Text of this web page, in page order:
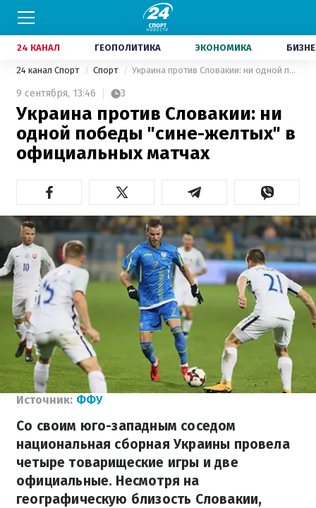
24 КАНАЛ ГЕОПОЛИТИКА ЭКОНОМИКА
24 канал Спорт Спорт Украина против Словакии: ни одной победы "сине-желтых" в официальных матчах
9 сентября, 13:46 3
Украина против Словакии: ни
одной победы "сине-желтых" в
официальных матчах
Источник: ФФУ
Со своим юго-западным соседом
национальная сборная Украины провела
четыре товарищеские игры и две
официальные. Несмотря на
географическую близость Словакии,